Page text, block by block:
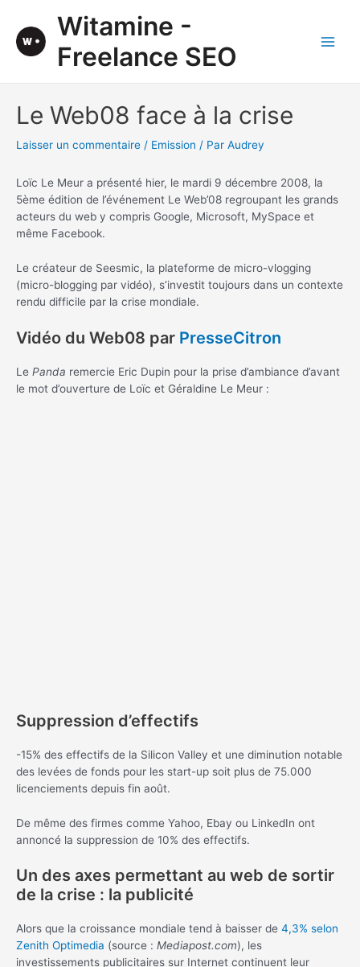
contenu
Witamine -
Freelance SEO
Le Web08 face à la crise
Laisser un commentaire / Emission / Par Audrey
Loïc Le Meur a présenté hier, le mardi 9 décembre 2008, la
5ème édition de l’événement Le Web’08 regroupant les grands
acteurs du web y compris Google, Microsoft, MySpace et
même Facebook.
Le créateur de Seesmic, la plateforme de micro-vlogging
(micro-blogging par vidéo), s’investit toujours dans un contexte
rendu difficile par la crise mondiale.
Vidéo du Web08 par PresseCitron
Le Panda remercie Eric Dupin pour la prise d’ambiance d’avant
le mot d’ouverture de Loïc et Géraldine Le Meur :
Suppression d’effectifs
-15% des effectifs de la Silicon Valley et une diminution notable
des levées de fonds pour les start-up soit plus de 75.000
licenciements depuis fin août.
De même des firmes comme Yahoo, Ebay ou LinkedIn ont
annoncé la suppression de 10% des effectifs.
Un des axes permettant au web de sortir
de la crise : la publicité
Alors que la croissance mondiale tend à baisser de 4,3% selon
Zenith Optimedia (source : Mediapost.com), les
investissements publicitaires sur Internet continuent leur